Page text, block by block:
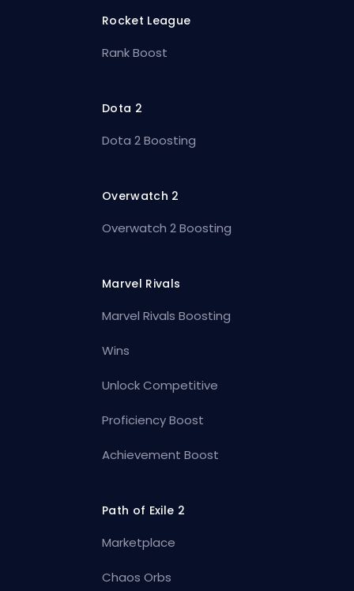
Rocket League
Rank Boost
Dota 2
Dota 2 Boosting
Overwatch 2
Overwatch 2 Boosting
Marvel Rivals
Marvel Rivals Boosting
Wins
Unlock Competitive
Proficiency Boost
Achievement Boost
Path of Exile 2
Marketplace
Chaos Orbs